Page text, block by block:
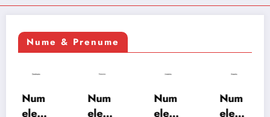
Nume & Prenume
Num
ele
Num
ele
Num
ele
Num
ele